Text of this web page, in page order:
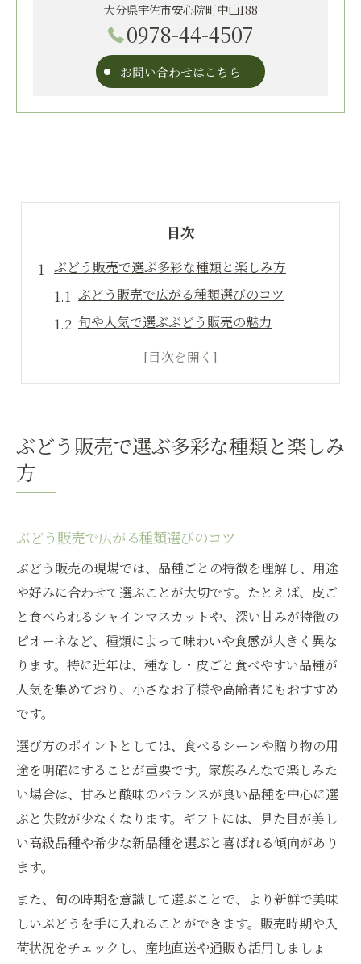
大分県宇佐市安心院町中山188
0978-44-4507
お問い合わせはこちら
目次
ぶどう販売で選ぶ多彩な種類と楽しみ方
ぶどう販売で広がる種類選びのコツ
旬や人気で選ぶぶどう販売の魅力
家族で楽しむぶどう販売の多様な種類
ぶどう販売で甘さを見極めるポイント
甘いぶどう販売を選ぶための種類知識
ぶどう種類ランキングと甘さの関係性
旬を味わうぶどう販売の醍醐味とは
ぶどう販売の旬と種類で選ぶ楽しみ方
ぶどう旬夏や秋の販売ポイント解説
今の時期におすすめのぶどう販売種類
話題の新品種がぶどう購入に変革を
ぶどう販売で注目の新品種と種類解説
後継品種も！ぶどう販売の最新トレンド
話題のぶどう新品種を販売で楽しむ方法
今注目のぶどう販売種類とその魅力
皮ごと食べられるぶどう販売の今
ぶどう販売で人気の皮ごと食べられる種類
ぶどう販売で選ぶ多彩な種類と楽しみ
方
ぶどう販売で広がる種類選びのコツ
ぶどう販売の現場では、品種ごとの特徴を理解し、用途
や好みに合わせて選ぶことが大切です。たとえば、皮ご
と食べられるシャインマスカットや、深い甘みが特徴の
ピオーネなど、種類によって味わいや食感が大きく異な
ります。特に近年は、種なし・皮ごと食べやすい品種が
人気を集めており、小さなお子様や高齢者にもおすすめ
です。
選び方のポイントとしては、食べるシーンや贈り物の用
途を明確にすることが重要です。家族みんなで楽しみた
い場合は、甘みと酸味のバランスが良い品種を中心に選
ぶと失敗が少なくなります。ギフトには、見た目が美し
い高級品種や希少な新品種を選ぶと喜ばれる傾向があり
ます。
また、旬の時期を意識して選ぶことで、より新鮮で美味
しいぶどうを手に入れることができます。販売時期や入
荷状況をチェックし、産地直送や通販も活用しましょ